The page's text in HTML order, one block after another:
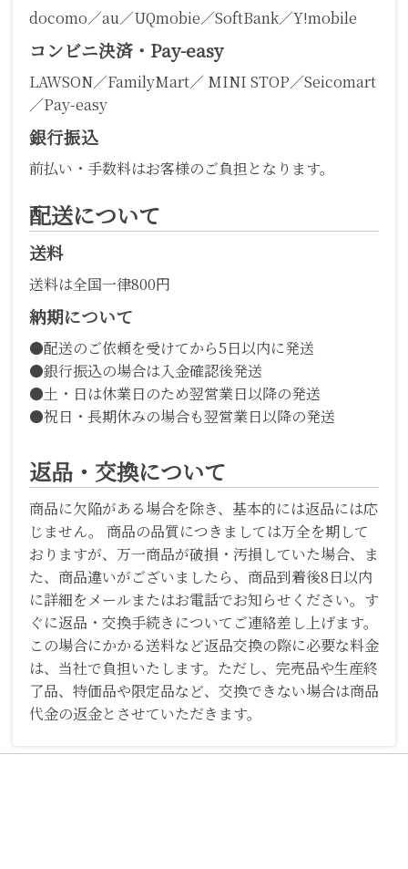
docomo／au／UQmobie／SoftBank／Y!mobile
コンビニ決済・Pay-easy
LAWSON／FamilyMart／ MINI STOP／Seicomart
／Pay-easy
銀行振込
前払い・手数料はお客様のご負担となります。
配送について
送料
送料は全国一律800円
納期について
●配送のご依頼を受けてから5日以内に発送
●銀行振込の場合は入金確認後発送
●土・日は休業日のため翌営業日以降の発送
●祝日・長期休みの場合も翌営業日以降の発送
返品・交換について
商品に欠陥がある場合を除き、基本的には返品には応
じません。 商品の品質につきましては万全を期して
おりますが、万一商品が破損・汚損していた場合、ま
た、商品違いがございましたら、商品到着後8日以内
に詳細をメールまたはお電話でお知らせください。す
ぐに返品・交換手続きについてご連絡差し上げます。
この場合にかかる送料など返品交換の際に必要な料金
は、当社で負担いたします。ただし、完売品や生産終
了品、特価品や限定品など、交換できない場合は商品
代金の返金とさせていただきます。